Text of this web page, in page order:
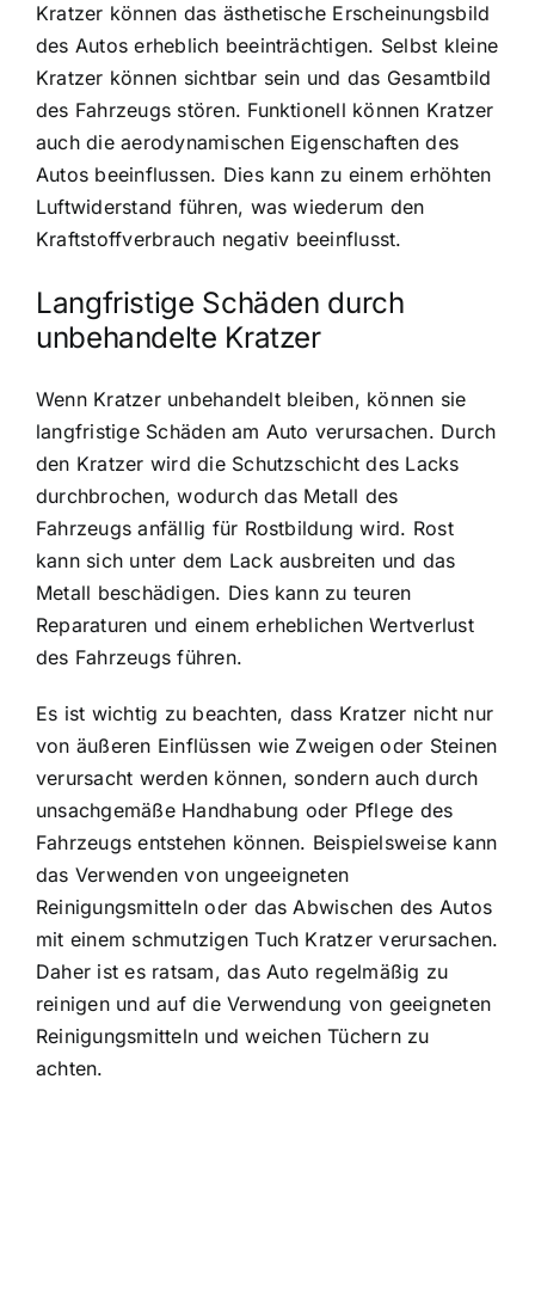
Kratzer können das ästhetische Erscheinungsbild
des Autos erheblich beeinträchtigen. Selbst kleine
Kratzer können sichtbar sein und das Gesamtbild
des Fahrzeugs stören. Funktionell können Kratzer
auch die aerodynamischen Eigenschaften des
Autos beeinflussen. Dies kann zu einem erhöhten
Luftwiderstand führen, was wiederum den
Kraftstoffverbrauch negativ beeinflusst.
Langfristige Schäden durch
unbehandelte Kratzer
Wenn Kratzer unbehandelt bleiben, können sie
langfristige Schäden am Auto verursachen. Durch
den Kratzer wird die Schutzschicht des Lacks
durchbrochen, wodurch das Metall des
Fahrzeugs anfällig für Rostbildung wird. Rost
kann sich unter dem Lack ausbreiten und das
Metall beschädigen. Dies kann zu teuren
Reparaturen und einem erheblichen Wertverlust
des Fahrzeugs führen.
Es ist wichtig zu beachten, dass Kratzer nicht nur
von äußeren Einflüssen wie Zweigen oder Steinen
verursacht werden können, sondern auch durch
unsachgemäße Handhabung oder Pflege des
Fahrzeugs entstehen können. Beispielsweise kann
das Verwenden von ungeeigneten
Reinigungsmitteln oder das Abwischen des Autos
mit einem schmutzigen Tuch Kratzer verursachen.
Daher ist es ratsam, das Auto regelmäßig zu
reinigen und auf die Verwendung von geeigneten
Reinigungsmitteln und weichen Tüchern zu
achten.